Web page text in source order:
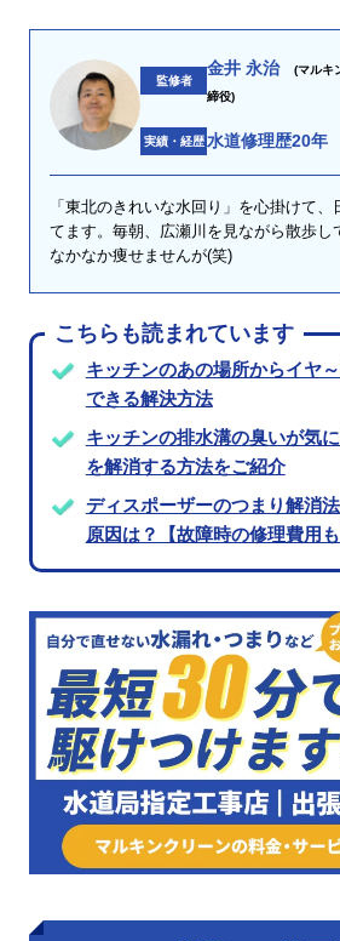
監修者
金井 永治
(マルキ
締役)
実績・経歴 水道修理歴20年
「東北のきれいな水回り」を心掛けて
てます。毎朝、広瀬川を見ながら散歩し
なかなか痩せませんが(笑)
こちらも読まれています
キッチンのあの場所からイヤ
できる解決方法
キッチンの排水溝の臭いが気
を解消する方法をご紹介
ディスポーザーのつまり解消
原因は？【故障時の修理費用も